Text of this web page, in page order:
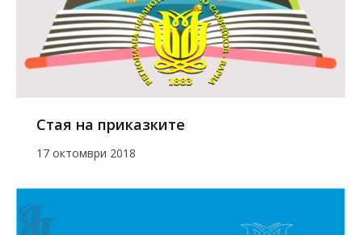
Стая на приказките
17 октомври 2018